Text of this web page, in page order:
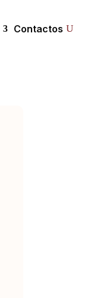
Contactos